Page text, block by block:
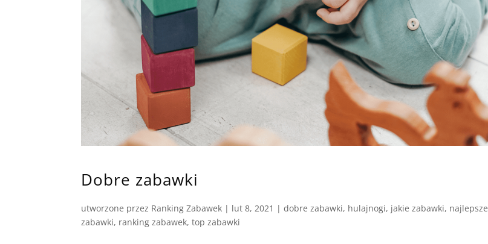
Dobre zabawki
utworzone przez Ranking Zabawek | lut 8, 2021 |dobre zabawki, hulajnogi, jakie zabawki, najlepsze
zabawki, ranking zabawek,top zabawki